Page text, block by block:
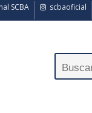
scbaoficial
SCBA